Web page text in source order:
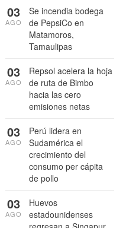
Se incendia bodega
de PepsiCo en
Matamoros,
Tamaulipas
03
AGO
Repsol acelera la hoja
de ruta de Bimbo
hacia las cero
emisiones netas
03
AGO
Perú lidera en
Sudamérica el
crecimiento del
consumo per cápita
de pollo
03
AGO
Huevos
estadounidenses
03
AGO